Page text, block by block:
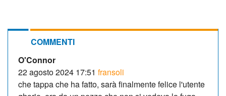
COMMENTI
O'Connor
22 agosto 2024 17:51 fransoli
che tappa che ha fatto, sarà finalmente felice l'utente